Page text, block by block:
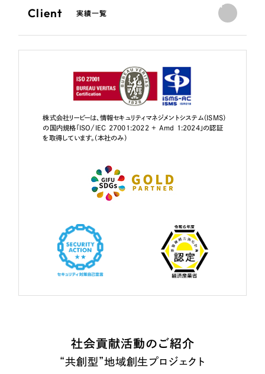
Client 実績一覧
株式会社リーピーは、情報セキュリティマネジメントシステム（ISMS）
の国内規格「ISO/IEC 27001:2022 + Amd 1:2024」の認証
を取得しています。（本社のみ）
社会貢献活動のご紹介
“共創型”地域創生プロジェクト